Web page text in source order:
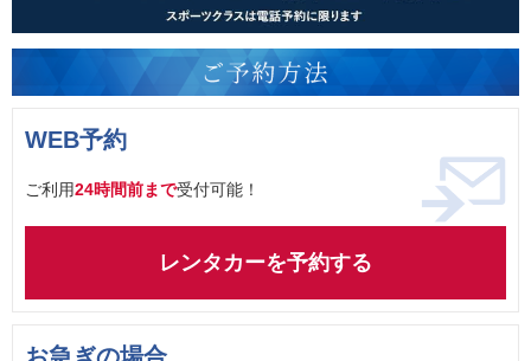
WEB予約
ご利用24時間前まで受付可能！
レンタカーを予約する